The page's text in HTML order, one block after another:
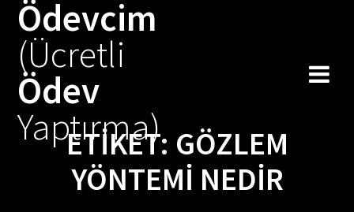
Ödevcim
(Ücretli
Ödev
Yaptırma)
ETIKET: GÖZLEM
YÖNTEMI NEDIR